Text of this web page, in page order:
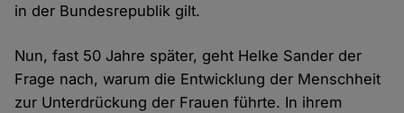
in der Bundesrepublik gilt.
Nun, fast 50 Jahre später, geht Helke Sander der
Frage nach, warum die Entwicklung der Menschheit
zur Unterdrückung der Frauen führte. In ihrem